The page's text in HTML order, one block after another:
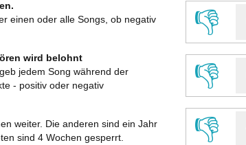
👎
👎
👎
einen oder alle Songs, ob negativ
wird belohnt
jedem Song während der
- positiv oder negativ
weiter. Die anderen sind ein Jahr
sind 4 Wochen gesperrt.